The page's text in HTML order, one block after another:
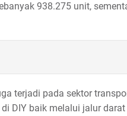
938.275 unit,
terjadi pada sektor
DIY baik melalui jalur